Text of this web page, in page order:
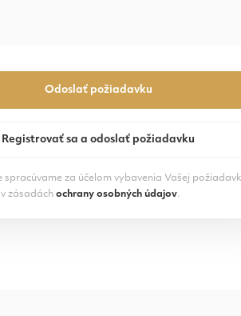
Odoslať požiadavku
Registrovať sa a odoslať požiadavku
spracúvame za účelom vybavenia Vašej
zásadách ochrany osobných údajov.